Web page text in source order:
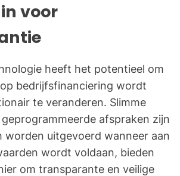
voor
heeft het potentieel om
bedrijfsfinanciering wordt
te veranderen. Slimme
afspraken zijn
worden uitgevoerd wanneer aan
wordt voldaan, bieden
om transparante en veilige